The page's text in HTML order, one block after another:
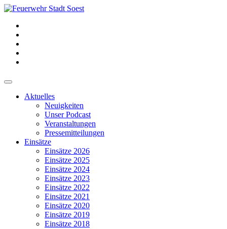
Aktuelles
Neuigkeiten
Unser Podcast
Veranstaltungen
Pressemitteilungen
Einsätze
Einsätze 2026
Einsätze 2025
Einsätze 2024
Einsätze 2023
Einsätze 2022
Einsätze 2021
Einsätze 2020
Einsätze 2019
Einsätze 2018